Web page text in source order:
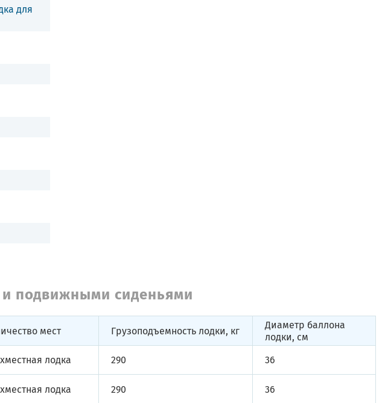
для
и подвижными сиденьями
мест Грузоподъемность лодки, кг
Диаметр баллона
лодки, см
лодка 290
36
лодка 290
36